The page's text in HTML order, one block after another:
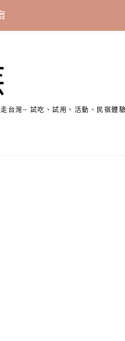
台灣~ 試吃、試用、活動、民宿體